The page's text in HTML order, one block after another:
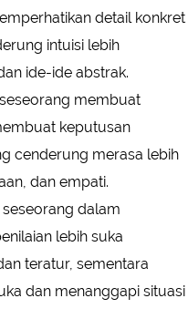
detail konkret
intuisi lebih
ide-ide abstrak.
membuat
keputusan
cenderung merasa lebih
dan empati.
dalam
lebih suka
teratur, sementara
dan menanggapi situasi